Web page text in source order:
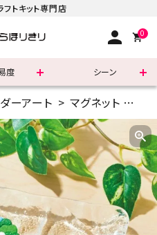
トキット専門店
person 0
度 シーン
ーアート マグネット